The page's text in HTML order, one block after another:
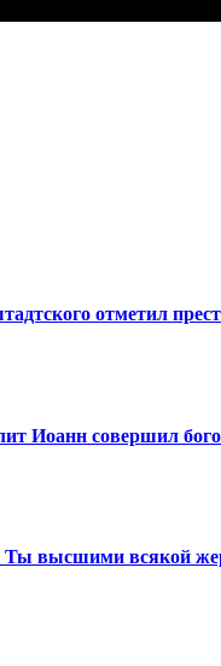
отметил
Иоанн совершил
Ты высшими всякой